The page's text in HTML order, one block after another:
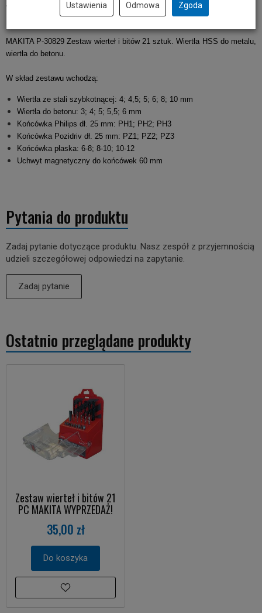
wiertła do betonu.
MAKITA P-30829 Zestaw wierteł i bitów 21 sztuk. Wiertła HSS do metalu,
wiertła do betonu.
W skład zestawu wchodzą:
Wiertła ze stali szybkotnącej: 4; 4,5; 5; 6; 8; 10 mm
Wiertła do betonu: 3; 4; 5; 5,5; 6 mm
Końcówka Philips dł. 25 mm: PH1; PH2; PH3
Końcówka Pozidriv dł. 25 mm: PZ1; PZ2; PZ3
Końcówka płaska: 6-8; 8-10; 10-12
Uchwyt magnetyczny do końcówek 60 mm
Pytania do produktu
Zadaj pytanie dotyczące produktu. Nasz zespół z przyjemnością
udzieli szczegółowej odpowiedzi na zapytanie.
Zadaj pytanie
Ostatnio przeglądane produkty
Zestaw wierteł i bitów 21
PC MAKITA WYPRZEDAŻ!
35,00 zł
Do koszyka
Ustawienia Odmowa Zgoda